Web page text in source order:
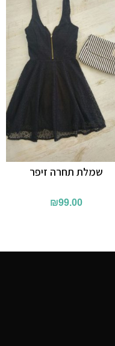
שמלת תחרה זיפר
₪99.00